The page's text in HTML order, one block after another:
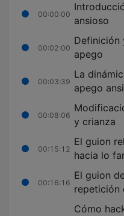
00:00:00
ansioso
00:02:00
Definición
apego
00:03:39
La
apego
00:08:06
y crianza
00:15:12
El guion
hacia lo
00:16:16
El guion
repetición
Cómo